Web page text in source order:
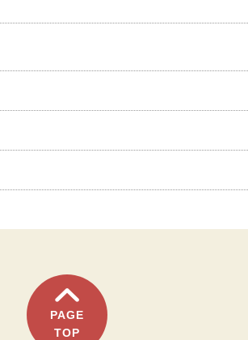
PAGE
TOP